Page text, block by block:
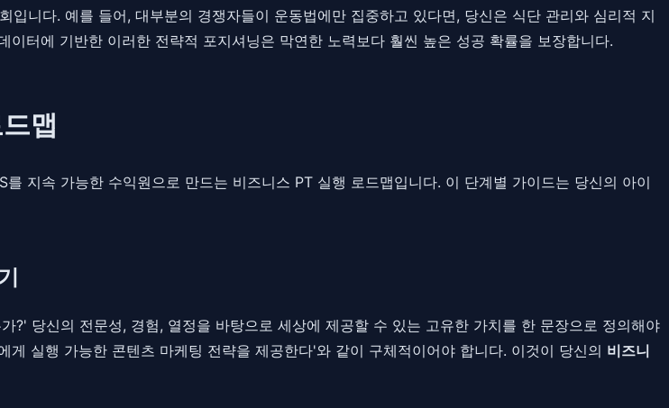
니다. 예를 들어, 대부분의 경쟁자들이 운동법에만 집중하고 있다면, 당신은 식단 관리와 심리적 지
이터에 기반한 이러한 전략적 포지셔닝은 막연한 노력보다 훨씬 높은 성공 확률을 보장합니다.
맵
지속 가능한 수익원으로 만드는 비즈니스 PT 실행 로드맵입니다. 이 단계별 가이드는 당신의 아이
당신의 전문성, 경험, 열정을 바탕으로 세상에 제공할 수 있는 고유한 가치를 한 문장으로 정의해야
실행 가능한 콘텐츠 마케팅 전략을 제공한다'와 같이 구체적이어야 합니다. 이것이 당신의 비즈니